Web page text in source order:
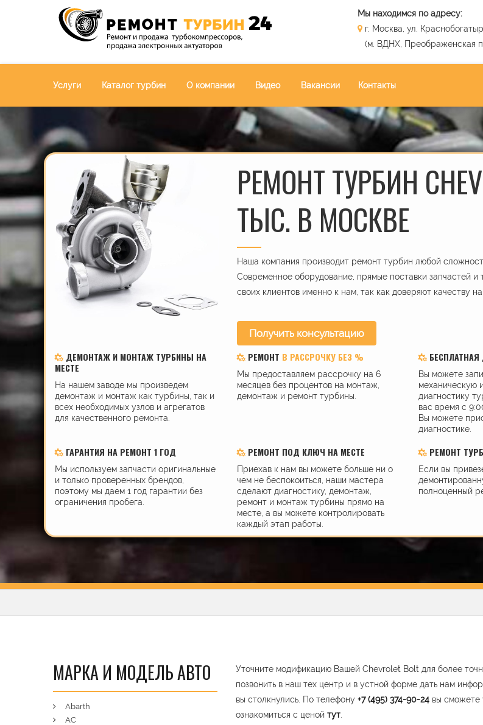
Мы находимся по адресу:
г. Москва, ул.
(м. ВДНХ, Преображенская
Услуги Каталог турбин О компании Видео Вакансии Контакты
РЕМОНТ ТУРБИН
ТЫС. В МОСКВЕ
Наша компания производит ремонт турбин любой
Современное оборудование, прямые поставки запчастей
своих клиентов именно к нам, так как доверяют качеству
Получить консультацию
ДЕМОНТАЖ И МОНТАЖ ТУРБИНЫ НА
МЕСТЕ
На нашем заводе мы произведем
демонтаж и монтаж как турбины, так и
всех необходимых узлов и агрегатов
для качественного ремонта.
РЕМОНТ В РАССРОЧКУ БЕЗ %
Мы предоставляем рассрочку на 6
месяцев без процентов на монтаж,
демонтаж и ремонт турбины.
Вы можете
механическую
диагностику
вас время с
Вы можете
диагностике.
ГАРАНТИЯ НА РЕМОНТ 1 ГОД
Мы используем запчасти оригинальные
и только проверенных брендов,
поэтому мы даем 1 год гарантии без
ограничения пробега.
РЕМОНТ ПОД КЛЮЧ НА МЕСТЕ
Приехав к нам вы можете больше ни о
чем не беспокоиться, наши мастера
сделают диагностику, демонтаж,
ремонт и монтаж турбины прямо на
месте, а вы можете контролировать
каждый этап работы.
РЕМОНТ
Если вы
полноценный
Уточните модификацию Вашей Chevrolet Bolt для более
позвонить в наш тех центр и в устной форме дать нам
вы столкнулись. По телефону +7 (495) 374-90-24 вы сможете
ознакомиться с ценой тут
МАРКА И МОДЕЛЬ АВТО
Abarth
AC